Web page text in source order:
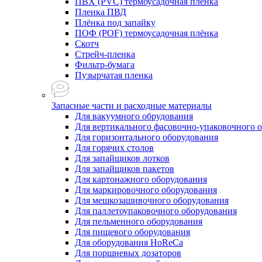
Пленка ПВД
Плёнка под запайку
ПОФ (POF) термоусадочная плёнка
Скотч
Стрейч-пленка
Фильтр-бумага
Пузырчатая пленка
Запасные части и расходные материалы
Для вакуумного обрудования
Для вертикального фасовочно-упаковочного
Для горизонтального оборудования
Для горячих столов
Для запайщиков лотков
Для запайщиков пакетов
Для картонажного оборудования
Для маркировочного оборудования
Для мешкозашивочного оборудования
Для паллетоупаковочного оборудования
Для пельменного оборудования
Для пищевого оборудования
Для оборудования HoReCa
Для поршневых дозаторов